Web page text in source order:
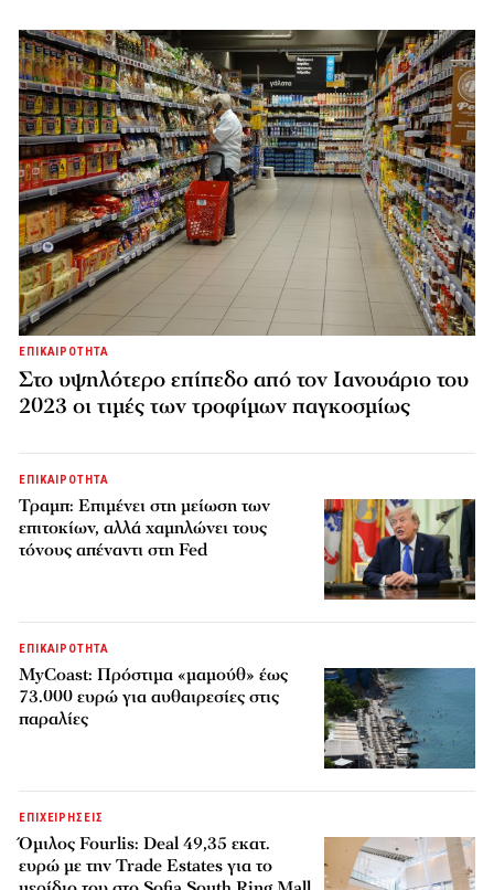
ΕΠΙΚΑΙΡΟΤΗΤΑ
Στο υψηλότερο επίπεδο από τον Ιανουάριο του
2023 οι τιμές των τροφίμων παγκοσμίως
ΕΠΙΚΑΙΡΟΤΗΤΑ
Τραμπ: Επιμένει στη μείωση των
επιτοκίων, αλλά χαμηλώνει τους
τόνους απέναντι στη Fed
ΕΠΙΚΑΙΡΟΤΗΤΑ
MyCoast: Πρόστιμα «μαμούθ» έως
73.000 ευρώ για αυθαιρεσίες στις
παραλίες
ΕΠΙΧΕΙΡΗΣΕΙΣ
Όμιλος Fourlis: Deal 49,35 εκατ.
ευρώ με την Trade Estates για το